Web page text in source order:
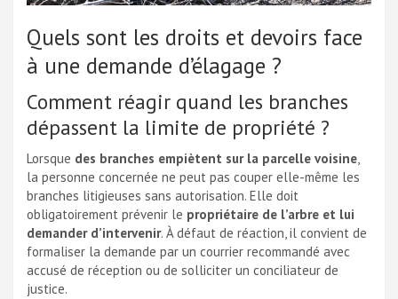
Quels sont les droits et devoirs face
à une demande d’élagage ?
Comment réagir quand les branches
dépassent la limite de propriété ?
Lorsque des branches empiètent sur la parcelle voisine,
la personne concernée ne peut pas couper elle-même les
branches litigieuses sans autorisation. Elle doit
obligatoirement prévenir le propriétaire de l’arbre et lui
demander d’intervenir. À défaut de réaction, il convient de
formaliser la demande par un courrier recommandé avec
accusé de réception ou de solliciter un conciliateur de
justice.